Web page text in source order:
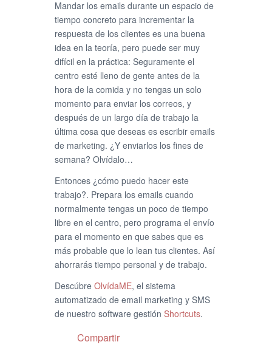
Mandar los emails durante un espacio de
tiempo concreto para incrementar la
respuesta de los clientes es una buena
idea en la teoría, pero puede ser muy
difícil en la práctica: Seguramente el
centro esté lleno de gente antes de la
hora de la comida y no tengas un solo
momento para enviar los correos, y
después de un largo día de trabajo la
última cosa que deseas es escribir emails
de marketing. ¿Y enviarlos los fines de
semana? Olvídalo…
Entonces ¿cómo puedo hacer este
trabajo?. Prepara los emails cuando
normalmente tengas un poco de tiempo
libre en el centro, pero programa el envío
para el momento en que sabes que es
más probable que lo lean tus clientes. Así
ahorrarás tiempo personal y de trabajo.
Descúbre OlvídaME, el sistema
automatizado de email marketing y SMS
de nuestro software gestión Shortcuts.
Compartir